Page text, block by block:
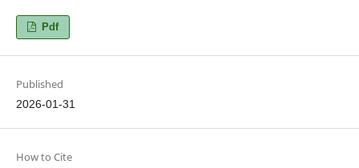
Pdf
Published
2026-01-31
How to Cite